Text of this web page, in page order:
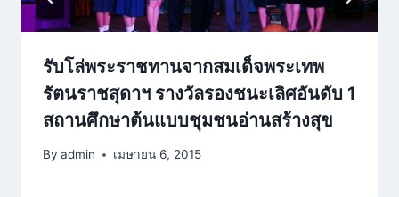
รับโล่พระราชทานจากสมเด็จพระเทพ
รัตนราชสุดาฯ รางวัลรองชนะเลิศอันดับ 1
สถานศึกษาต้นแบบชุมชนอ่านสร้างสุข
By admin เมษายน 6, 2015